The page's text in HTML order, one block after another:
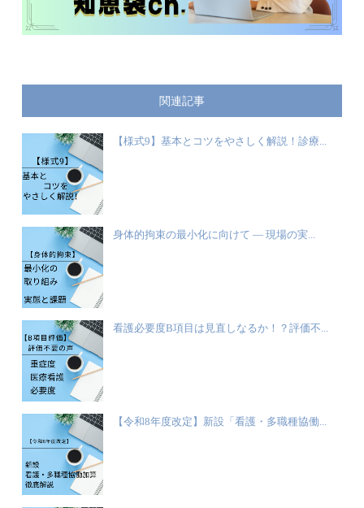
関連記事
【様式9】基本とコツをやさしく解説！診療...
身体的拘束の最小化に向けて ― 現場の実...
看護必要度B項目は見直しなるか！？評価不...
【令和8年度改定】新設「看護・多職種協働...